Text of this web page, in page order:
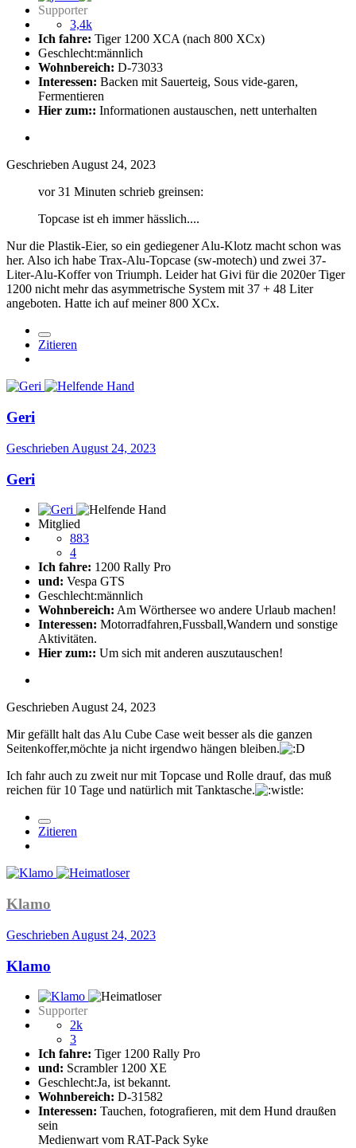
Supporter
3,4k
Ich fahre: Tiger 1200 XCA (nach 800 XCx)
Geschlecht:männlich
Wohnbereich: D-73033
Interessen: Backen mit Sauerteig, Sous vide-garen,
Fermentieren
Hier zum:: Informationen austauschen, nett unterhalten
GeschriebenAugust 24, 2023
vor 31 Minuten schrieb greinsen:
Topcase ist eh immer hässlich....
Nur die Plastik-Eier, so ein gediegener Alu-Klotz macht schon was
her. Also ich habe Trax-Alu-Topcase (sw-motech) und zwei 37-
Liter-Alu-Koffer von Triumph. Leider hat Givi für die 2020er Tiger
1200 nicht mehr das asymmetrische System mit 37 + 48 Liter
angeboten. Hatte ich auf meiner 800 XCx.
Zitieren
Geri
Geschrieben August 24, 2023
Geri
Mitglied
883
4
Ich fahre: 1200 Rally Pro
und: Vespa GTS
Geschlecht:männlich
Wohnbereich: Am Wörthersee wo andere Urlaub machen!
Interessen: Motorradfahren,Fussball,Wandern und sonstige
Aktivitäten.
Hier zum:: Um sich mit anderen auszutauschen!
Geschrieben August 24, 2023
Mir gefällt halt das Alu Cube Case weit besser als die ganzen
Seitenkoffer,möchte ja nicht irgendwo hängen bleiben.
Ich fahr auch zu zweit nur mit Topcase und Rolle drauf, das muß
reichen für 10 Tage und natürlich mit Tanktasche.
Zitieren
Klamo
Geschrieben August 24, 2023
Klamo
Supporter
2k
3
Ich fahre: Tiger 1200 Rally Pro
und: Scrambler 1200 XE
Geschlecht:Ja, ist bekannt.
Wohnbereich: D-31582
Interessen: Tauchen, fotografieren, mit dem Hund draußen
sein
Medienwart vom RAT-Pack Syke